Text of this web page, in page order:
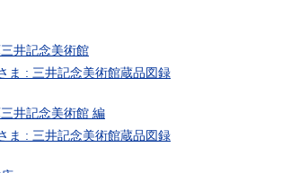
井記念美術館
ま : 三井記念美術館蔵品図録
井記念美術館 編
ま : 三井記念美術館蔵品図録